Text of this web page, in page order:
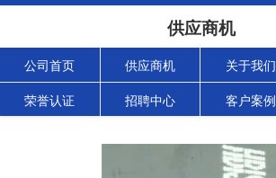
供应商机
公司首页 供应商机 关于我们
荣誉认证 招聘中心 客户案例